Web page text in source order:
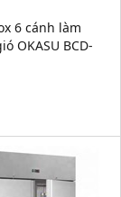
6 cánh làm
OKASU BCD-